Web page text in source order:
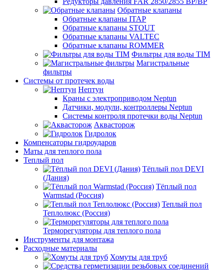
Обратные клапаны
Обратные клапаны ITAP
Обратные клапаны STOUT
Обратные клапаны VALTEC
Обратные клапаны ROMMER
Фильтры для воды TIM
Магистральные
фильтры
Системы от протечек воды
Нептун
Краны с электроприводом Neptun
Датчики, модули, контроллеры Neptun
Системы контроля протечки воды Neptun
Аквасторож
Гидролок
Компенсаторы гидроударов
Маты для теплого пола
Теплый пол
Тёплый пол DEVI
(Дания)
Тёплый пол
Warmstad (Россия)
Теплый пол
Теплолюкс (Россия)
Терморегуляторы для теплого пола
Инструменты для монтажа
Расходные материалы
Хомуты для труб